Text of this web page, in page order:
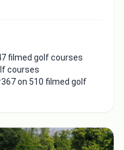
filmed golf courses
courses
on 510 filmed golf